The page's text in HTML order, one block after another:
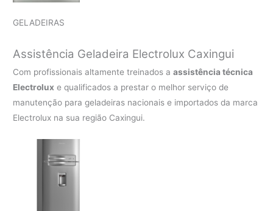
GELADEIRAS
Assistência Geladeira Electrolux Caxingui
Com profissionais altamente treinados aassistência técnica
Electrolux e qualificados a prestar o melhor serviço de
manutenção para geladeiras nacionais e importados da marca
Electrolux na sua região Caxingui.